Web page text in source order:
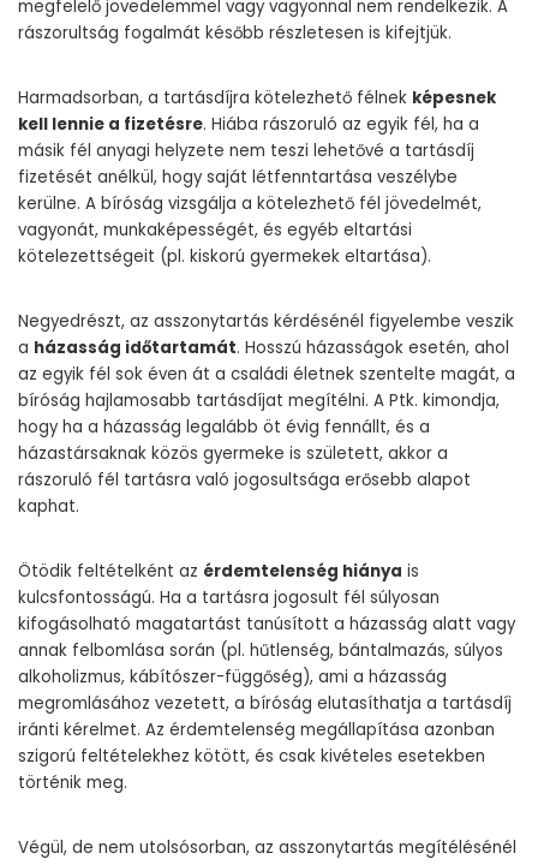
megfelelő jövedelemmel vagy vagyonnal nem rendelkezik. A
rászorultság fogalmát később részletesen is kifejtjük.
Harmadsorban, a tartásdíjra kötelezhető félnek képesnek
kell lennie a fizetésre. Hiába rászoruló az egyik fél, ha a
másik fél anyagi helyzete nem teszi lehetővé a tartásdíj
fizetését anélkül, hogy saját létfenntartása veszélybe
kerülne. A bíróság vizsgálja a kötelezhető fél jövedelmét,
vagyonát, munkaképességét, és egyéb eltartási
kötelezettségeit (pl. kiskorú gyermekek eltartása).
Negyedrészt, az asszonytartás kérdésénél figyelembe veszik
a házasság időtartamát. Hosszú házasságok esetén, ahol
az egyik fél sok éven át a családi életnek szentelte magát, a
bíróság hajlamosabb tartásdíjat megítélni. A Ptk. kimondja,
hogy ha a házasság legalább öt évig fennállt, és a
házastársaknak közös gyermeke is született, akkor a
rászoruló fél tartásra való jogosultsága erősebb alapot
kaphat.
Ötödik feltételként az érdemtelenség hiánya is
kulcsfontosságú. Ha a tartásra jogosult fél súlyosan
kifogásolható magatartást tanúsított a házasság alatt vagy
annak felbomlása során (pl. hűtlenség, bántalmazás, súlyos
alkoholizmus, kábítószer-függőség), ami a házasság
megromlásához vezetett, a bíróság elutasíthatja a tartásdíj
iránti kérelmet. Az érdemtelenség megállapítása azonban
szigorú feltételekhez kötött, és csak kivételes esetekben
történik meg.
Végül, de nem utolsósorban, az asszonytartás megítélésénél